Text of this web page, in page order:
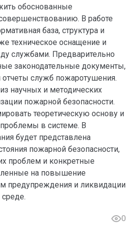
обоснованные
В работе
база, структура и
техническое оснащение и
службами. Предварительно
законодательные документы,
отчеты служб пожаротушения.
научных и методических
пожарной безопасности.
теоретическую основу и
в системе. В
будет представлена
пожарной безопасности,
проблем и конкретные
на повышение
предупреждения и ликвидации
0